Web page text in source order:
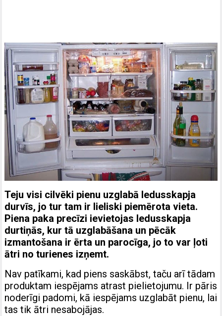
Teju visi cilvēki pienu uzglabā ledusskapja
durvīs, jo tur tam ir lieliski piemērota vieta.
Piena paka precīzi ievietojas ledusskapja
durtiņās, kur tā uzglabāšana un pēcāk
izmantošana ir ērta un parocīga, jo to var ļoti
ātri no turienes izņemt.
Nav patīkami, kad piens saskābst, taču arī tādam
produktam iespējams atrast pielietojumu. Ir pāris
noderīgi padomi, kā iespējams uzglabāt pienu, lai
tas tik ātri nesabojājas.